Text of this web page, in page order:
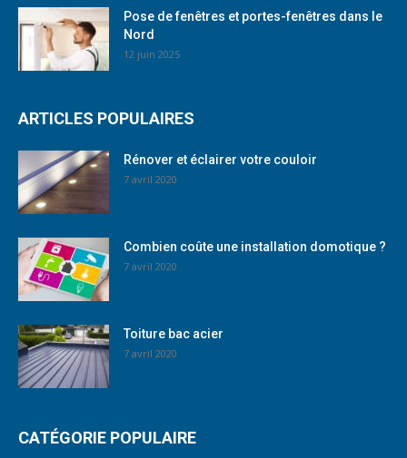
Pose de fenêtres et portes-fenêtres dans le
Nord
12 juin 2025
ARTICLES POPULAIRES
Rénover et éclairer votre couloir
7 avril 2020
Combien coûte une installation domotique ?
7 avril 2020
Toiture bac acier
7 avril 2020
CATÉGORIE POPULAIRE